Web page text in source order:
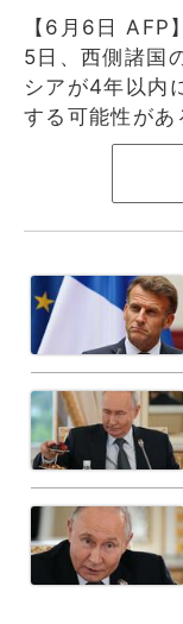
【6月6日 AFP
5日、西側諸国
シアが4年以内
する可能性があ